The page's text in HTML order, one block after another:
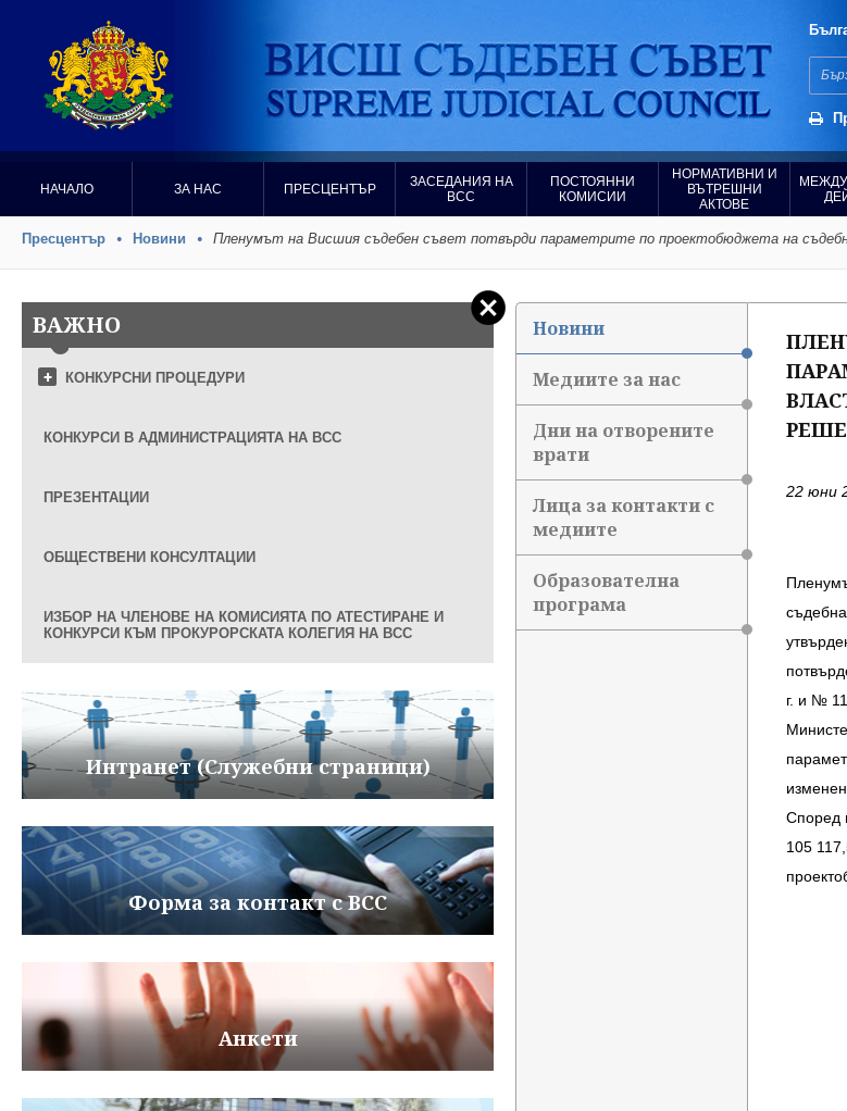
НАЧАЛО ЗА НАС ПРЕСЦЕНТЪР
ЗАСЕДАНИЯ НА
ВСС
ПОСТОЯННИ
КОМИСИИ
НОРМАТИВНИ И
ВЪТРЕШНИ
АКТОВЕ
Пресцентър Новини Пленумът на Висшия съдебен съвет потвърди параметрите по проектобюджета на
ВАЖНО
КОНКУРСНИ ПРОЦЕДУРИ
КОНКУРСИ В АДМИНИСТРАЦИЯТА НА ВСС
ПРЕЗЕНТАЦИИ
ОБЩЕСТВЕНИ КОНСУЛТАЦИИ
ИЗБОР НА ЧЛЕНОВЕ НА КОМИСИЯТА ПО АТЕСТИРАНЕ И
КОНКУРСИ КЪМ ПРОКУРОРСКАТА КОЛЕГИЯ НА ВСС
Интранет (Служебни страници)
Форма за контакт с ВСС
Анкети
Новини
Медиите за нас
Дни на отворените
врати
Лица за контакти с
медиите
Образователна
програма
22 юни
г. и №
Според
105